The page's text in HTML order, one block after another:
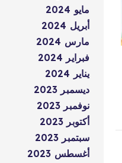
مايو 2024
أبريل 2024
مارس 2024
فبراير 2024
يناير 2024
ديسمبر 2023
نوفمبر 2023
أكتوبر 2023
سبتمبر 2023
أغسطس 2023